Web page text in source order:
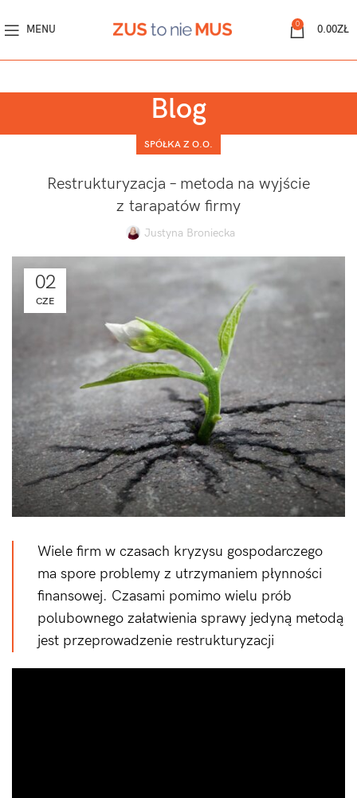
MENU 0 0.00ZŁ
Blog
SPÓŁKA Z O.O.
Restrukturyzacja – metoda na wyjście
z tarapatów firmy
Justyna Broniecka
02
CZE
Wiele firm w czasach kryzysu gospodarczego
ma spore problemy z utrzymaniem płynności
finansowej. Czasami pomimo wielu prób
polubownego załatwienia sprawy jedyną metodą
jest przeprowadzenie restrukturyzacji